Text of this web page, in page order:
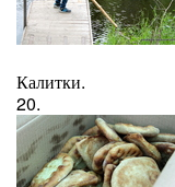
Калитки.
20.